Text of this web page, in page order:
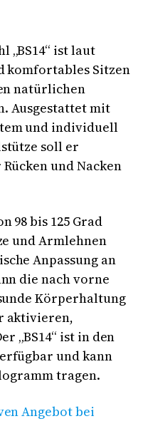
„BS14“ ist laut
komfortables Sitzen
natürlichen
Ausgestattet mit
und individuell
soll er
und Nacken
98 bis 125 Grad
und Armlehnen
Anpassung an
die nach vorne
Körperhaltung
aktivieren,
„BS14“ ist in den
und kann
tragen.
Angebot bei